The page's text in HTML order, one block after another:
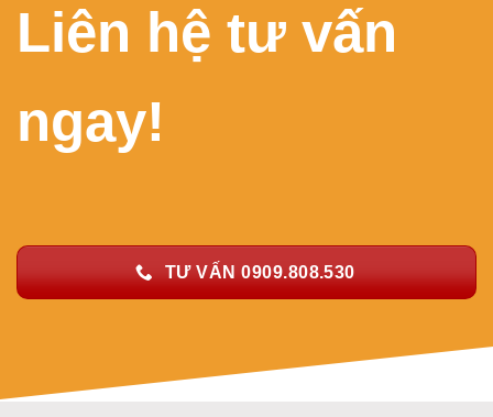
Liên hệ tư vấn
ngay!
TƯ VẤN 0909.808.530